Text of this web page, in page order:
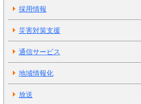
採用情報
災害対策支援
通信サービス
地域情報化
放送